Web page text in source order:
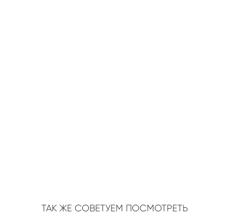
ТАК ЖЕ СОВЕТУЕМ ПОСМОТРЕТЬ